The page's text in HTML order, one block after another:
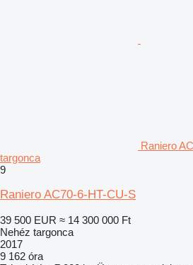
Raniero
targonca
9
Raniero AC70-6-HT-CU-S
39 500 EUR ≈ 14 300 000 Ft
Nehéz targonca
2017
9 162 óra